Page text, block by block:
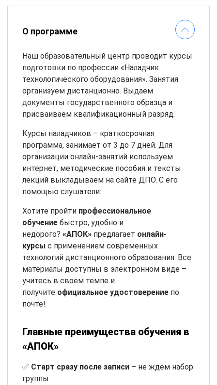
О программе
Наш образовательный центр проводит курсы
подготовки по профессии «Наладчик
технологического оборудования». Занятия
организуем дистанционно. Выдаем
документы государственного образца и
присваиваем квалификационный разряд.
Курсы наладчиков – краткосрочная
программа, занимает от 3 до 7 дней. Для
организации онлайн-занятий используем
интернет, методические пособия и тексты
лекций выкладываем на сайте ДПО. С его
помощью слушатели:
Хотите пройти профессиональное
обучение быстро, удобно и
недорого? «АПОК» предлагает онлайн-
курсы с применением современных
технологий дистанционного образования. Все
материалы доступны в электронном виде –
учитесь в своем темпе и
получите официальное удостоверение по
почте!
Главные преимущества обучения в
«АПОК»
✅ Старт сразу после записи – не ждём набор
группы